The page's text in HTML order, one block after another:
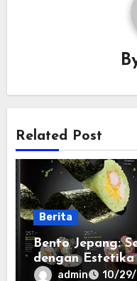
Related Post
Berita
Bento Jepang:
dengan Estetika
admin 10/